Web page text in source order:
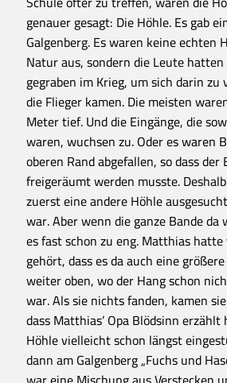
genauer gesagt: Die Höhle. Es gab
Galgenberg. Es waren keine echten
Natur aus, sondern die Leute
gegraben im Krieg, um sich darin
die Flieger kamen. Die meisten
Meter tief. Und die Eingänge, die
waren, wuchsen zu. Oder es waren
oberen Rand abgefallen, so dass
freigeräumt werden musste.
zuerst eine andere Höhle
war. Aber wenn die ganze Bande
es fast schon zu eng. Matthias
gehört, dass es da auch eine
weiter oben, wo der Hang schon
war. Als sie nichts fanden, kamen
dass Matthias’ Opa Blödsinn
Höhle vielleicht schon längst
dann am Galgenberg „Fuchs und